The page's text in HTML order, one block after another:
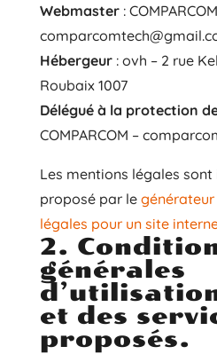
Webmaster :
Hébergeur : ovh – 2 rue
Roubaix 1007
Délégué à la protection
COMPARCOM –
Les mentions légales
proposé par le
légales pour un site
2.
générales
et des
proposés.